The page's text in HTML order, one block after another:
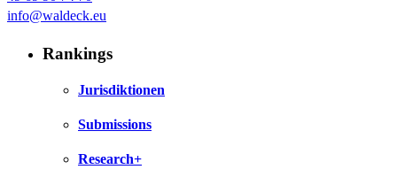
info@waldeck.eu
Rankings
Jurisdiktionen
Submissions
Research+